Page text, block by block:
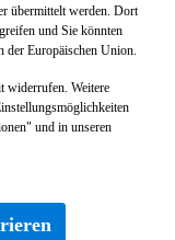
übermittelt werden. Dort
und Sie könnten
der Europäischen Union.
widerrufen. Weitere
und in unseren